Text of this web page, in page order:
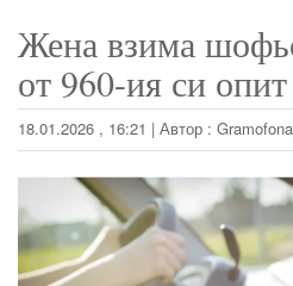
Жена взима
от 960-ия си опит
18.01.2026 , 16:21 | Автор :